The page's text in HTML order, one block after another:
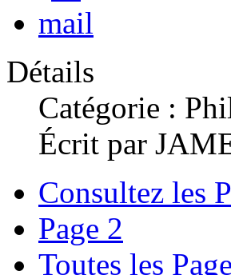
Détails
Catégorie :
Écrit par
Consultez les
Page 2
Toutes les